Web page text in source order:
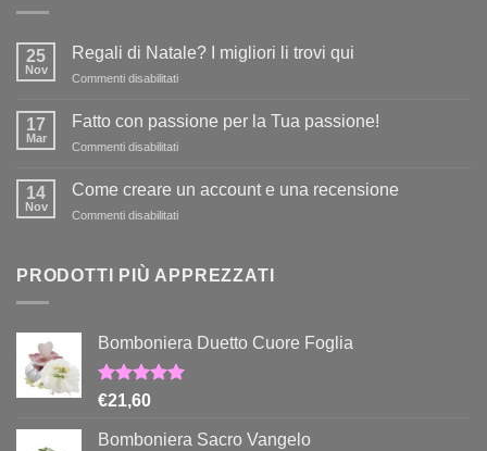
25
Nov
Regali di Natale? I migliori li trovi qui
Commenti disabilitatisu
I
li
17
Mar
Fatto con passione per la Tua passione!
Commenti disabilitatisu
per
passione!
14
Nov
Come creare un account e una recensione
Commenti disabilitatisu
un
recensione
PRODOTTI PIÙ APPREZZATI
Bomboniera Duetto Cuore Foglia
Valutato
€21,60
Bomboniera Sacro Vangelo